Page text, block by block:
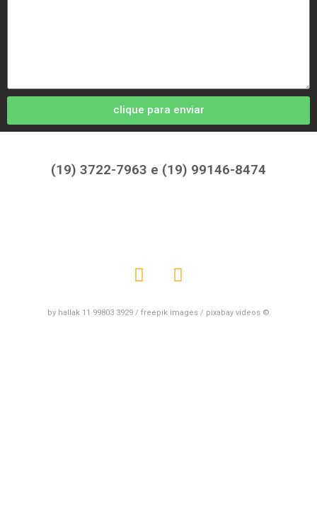
clique para enviar
(19) 3722-7963 e (19) 99146-8474
by hallak 11 99803 3929 / freepik images / pixabay videos ©